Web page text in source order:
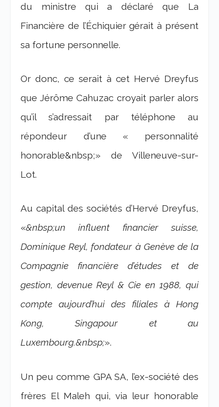
du ministre qui a déclaré que La
Financière de l’Échiquier gérait à présent
sa fortune personnelle.
Or donc, ce serait à cet Hervé Dreyfus
que Jérôme Cahuzac croyait parler alors
qu’il s’adressait par téléphone au
répondeur d’une « personnalité
honorable&nbsp;» de Villeneuve-sur-
Lot.
Au capital des sociétés d’Hervé Dreyfus,
«&nbsp;un influent financier suisse,
Dominique Reyl, fondateur à Genève de la
Compagnie financière d’études et de
gestion, devenue Reyl & Cie en 1988, qui
compte aujourd’hui des filiales à Hong
Kong, Singapour et au
Luxembourg.&nbsp;».
Un peu comme GPA SA, l’ex-société des
frères El Maleh qui, via leur honorable